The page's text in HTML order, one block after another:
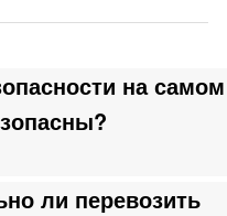
на самом
ли перевозить